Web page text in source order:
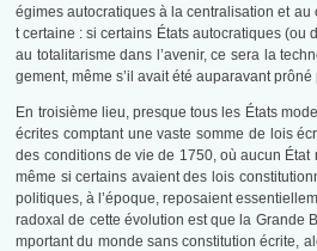
égimes autocratiques à la centralisation et
t certaine : si certains États autocratiques (ou
au totalitarisme dans l’avenir, ce sera la
gement, même s’il avait été auparavant prôné
En troisième lieu, presque tous les États
écrites comptant une vaste somme de lois
des conditions de vie de 1750, où aucun État
même si certains avaient des lois
politiques, à l’époque, reposaient
radoxal de cette évolution est que la Grande
mportant du monde sans constitution écrite,